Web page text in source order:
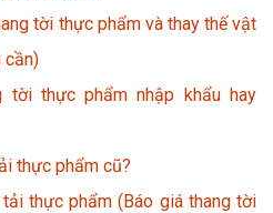
tời thực phẩm và thay thế vật
cần)
tời thực phẩm nhập khẩu hay
tải thực phẩm cũ?
thực phẩm (Báo giá thang tời